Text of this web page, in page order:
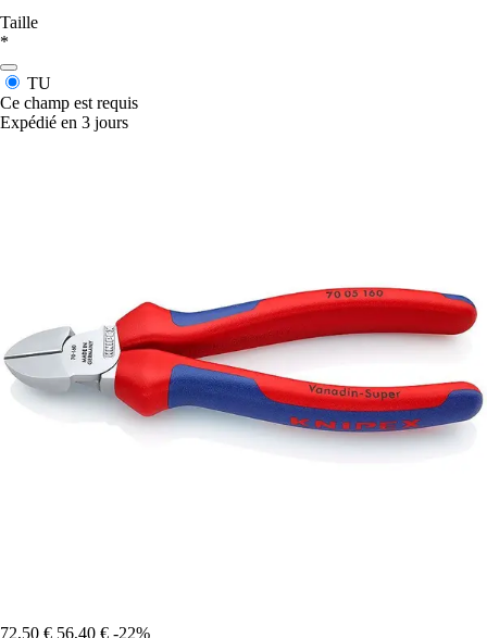
Taille
*
TU
Ce champ est requis
Expédié en 3 jours
72,50 € 56,40 € -22%